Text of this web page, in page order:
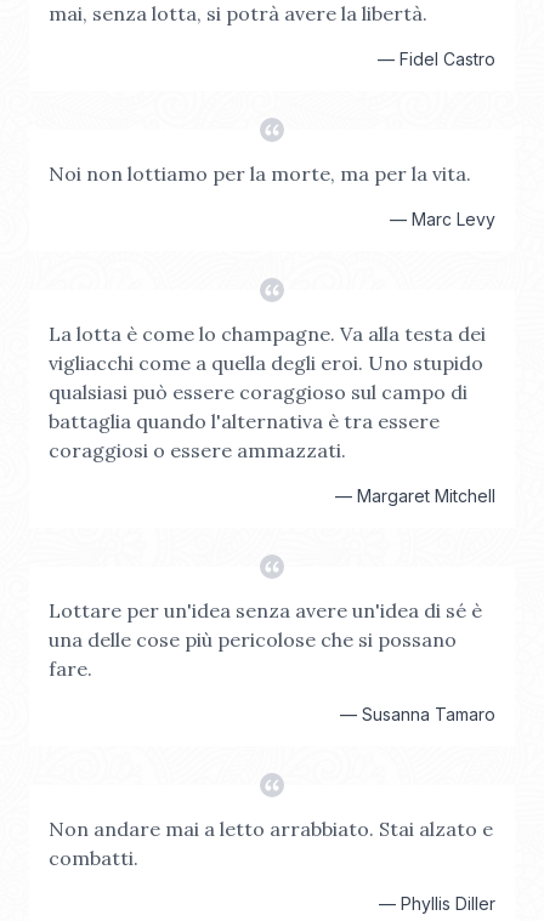
mai, senza lotta, si potrà avere la libertà.
— Fidel Castro
Noi non lottiamo per la morte, ma per la vita.
— Marc Levy
La lotta è come lo champagne. Va alla testa dei
vigliacchi come a quella degli eroi. Uno stupido
qualsiasi può essere coraggioso sul campo di
battaglia quando l'alternativa è tra essere
coraggiosi o essere ammazzati.
— Margaret Mitchell
Lottare per un'idea senza avere un'idea di sé è
una delle cose più pericolose che si possano
fare.
— Susanna Tamaro
Non andare mai a letto arrabbiato. Stai alzato e
combatti.
— Phyllis Diller